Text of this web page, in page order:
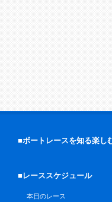
■ボートレースを知る楽し
■レーススケジュール
本日のレース